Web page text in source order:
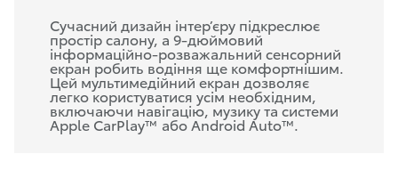
Сучасний дизайн інтер’єру підкреслює
простір салону, а 9-дюймовий
інформаційно-розважальний сенсорний
екран робить водіння ще комфортнішим.
Цей мультимедійний екран дозволяє
легко користуватися усім необхідним,
включаючи навігацію, музику та системи
Apple CarPlay™ або Android Auto™.